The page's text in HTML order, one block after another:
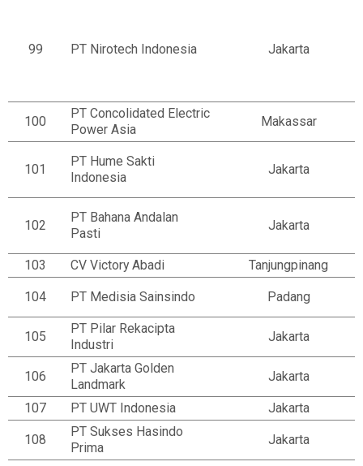
99 PT Nirotech Indonesia Jakarta
100
PT Concolidated Electric
Power Asia
Makassar
101
PT Hume Sakti
Indonesia
Jakarta
102
PT Bahana Andalan
Pasti
Jakarta
103 CV Victory Abadi Tanjungpinang
104 PT Medisia Sainsindo Padang
105
PT Pilar Rekacipta
Industri
Jakarta
106
PT Jakarta Golden
Landmark
Jakarta
107 PT UWT Indonesia Jakarta
108
PT Sukses Hasindo
Prima
Jakarta